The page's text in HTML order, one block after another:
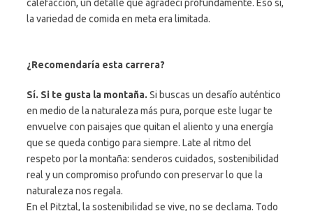
calefacción, un detalle que agradecí profundamente. Eso sí,
la variedad de comida en meta era limitada.
¿Recomendaría esta carrera?
Sí. Si te gusta la montaña. Si buscas un desafío auténtico
en medio de la naturaleza más pura, porque este lugar te
envuelve con paisajes que quitan el aliento y una energía
que se queda contigo para siempre. Late al ritmo del
respeto por la montaña: senderos cuidados, sostenibilidad
real y un compromiso profundo con preservar lo que la
naturaleza nos regala.
En el Pitztal, la sostenibilidad se vive, no se declama. Todo